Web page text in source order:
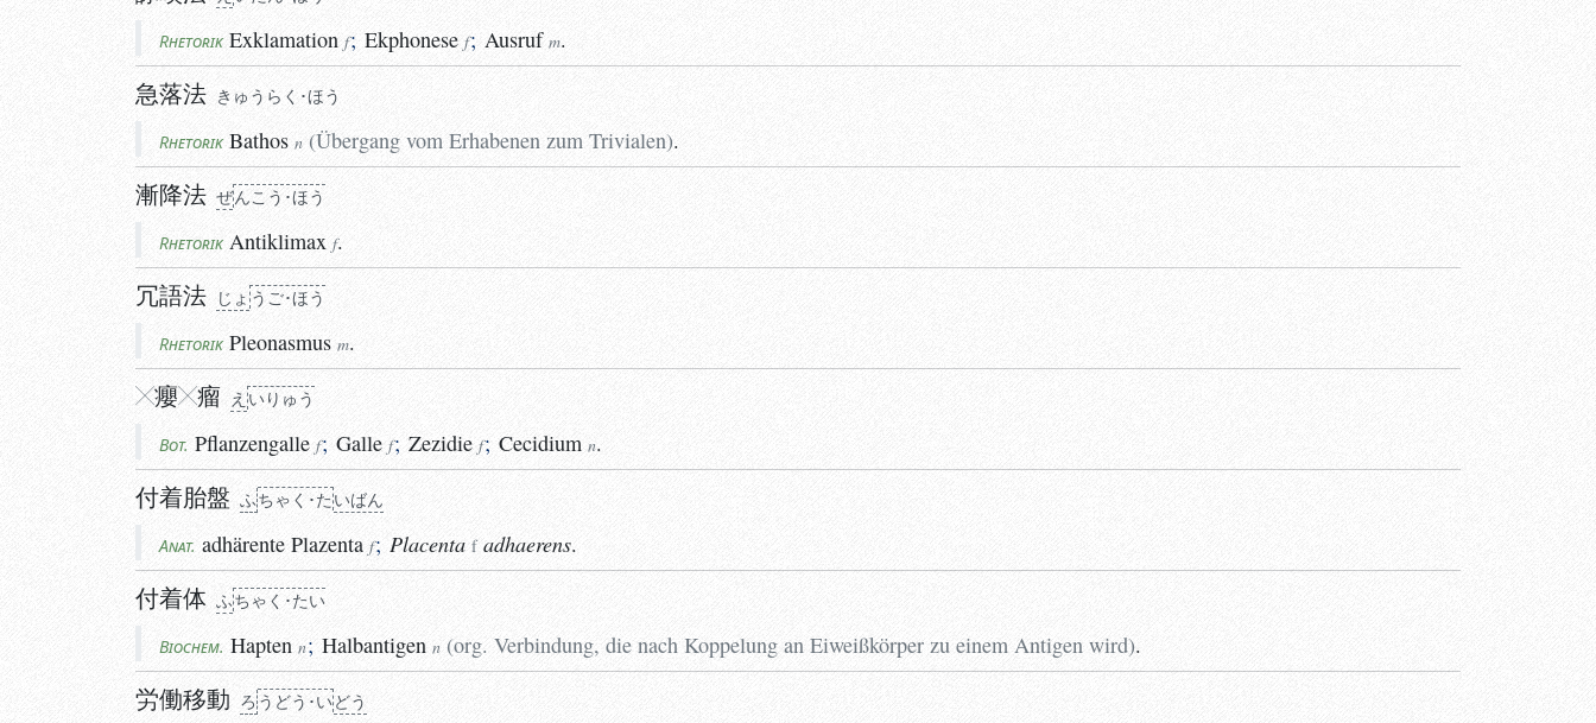
Rhetorik Exklamation f; Ekphonese f; Ausrufm.
急落法 きゅうらく･ほう
Rhetorik Bathos n (Übergang vom Erhabenen zum Trivialen).
漸降法 ぜんこう･ほう
Rhetorik Antiklimax f.
冗語法 じょ うご･ほう
Rhetorik Pleonasmus m.
癭 瘤 えいりゅう
Bot. Pflanzengalle f; Galle f; Zezidie f; Cecidium n.
付着胎盤 ふちゃく･たいばん
Anat. adhärente Plazenta f; Placenta fadhaerens.
付着体 ふちゃく･たい
Biochem. Hapten n; Halbantigen n (org. Verbindung, die nach Koppelung an Eiweißkörper zu einem Antigen wird).
労働移動 ろう どう･いどう